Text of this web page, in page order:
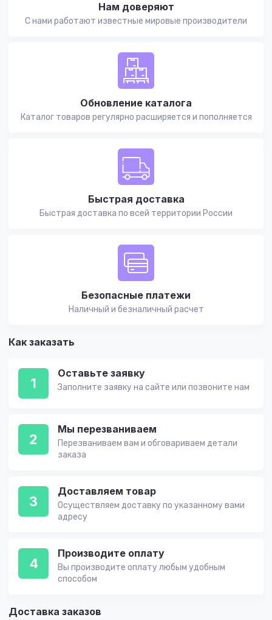
Нам доверяют
С нами работают известные мировые производители
Обновление каталога
Каталог товаров регулярно расширяется и пополняется
Быстрая доставка
Быстрая доставка по всей территории России
Безопасные платежи
Наличный и безналичный расчет
Как заказать
1
Оставьте заявку
Заполните заявку на сайте или позвоните нам
2
Мы перезваниваем
Перезваниваем вам и обговариваем детали
заказа
3
Доставляем товар
Осуществляем доставку по указанному вами
адресу
4
Производите оплату
Вы производите оплату любым удобным
способом
Доставка заказов